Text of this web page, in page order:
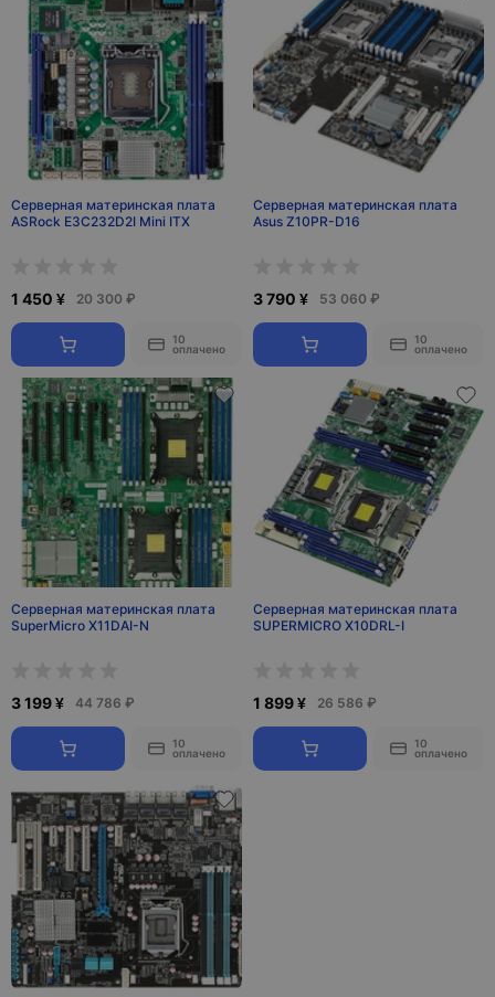
Серверная материнская плата
ASRock E3C232D2I Mini ITX
1 450 ¥ 20 300 ₽
10
оплачено
Серверная материнская плата
Asus Z10PR-D16
3 790 ¥ 53 060 ₽
10
оплачено
Серверная материнская плата
SuperMicro X11DAI-N
3 199 ¥ 44 786 ₽
10
оплачено
Серверная материнская плата
SUPERMICRO X10DRL-I
1 899 ¥ 26 586 ₽
10
оплачено